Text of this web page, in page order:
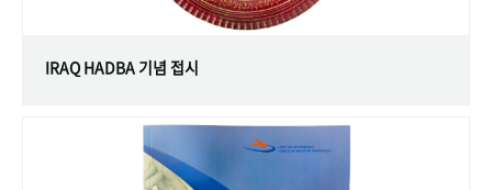
IRAQ HADBA 기념 접시